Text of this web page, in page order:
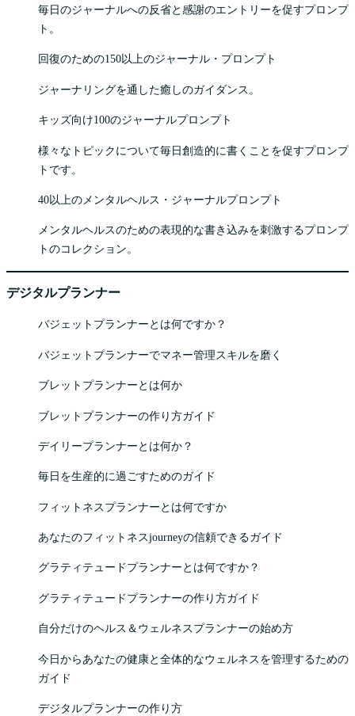
毎日のジャーナルへの反省と感謝のエントリーを促すプロンプ
ト。
回復のための150以上のジャーナル・プロンプト
ジャーナリングを通した癒しのガイダンス。
キッズ向け100のジャーナルプロンプト
様々なトピックについて毎日創造的に書くことを促すプロンプ
トです。
40以上のメンタルヘルス・ジャーナルプロンプト
メンタルヘルスのための表現的な書き込みを刺激するプロンプ
トのコレクション。
デジタルプランナー
バジェットプランナーとは何ですか？
バジェットプランナーでマネー管理スキルを磨く
ブレットプランナーとは何か
ブレットプランナーの作り方ガイド
デイリープランナーとは何か？
毎日を生産的に過ごすためのガイド
フィットネスプランナーとは何ですか
あなたのフィットネスjourneyの信頼できるガイド
グラティテュードプランナーとは何ですか？
グラティテュードプランナーの作り方ガイド
自分だけのヘルス＆ウェルネスプランナーの始め方
今日からあなたの健康と全体的なウェルネスを管理するための
ガイド
デジタルプランナーの作り方